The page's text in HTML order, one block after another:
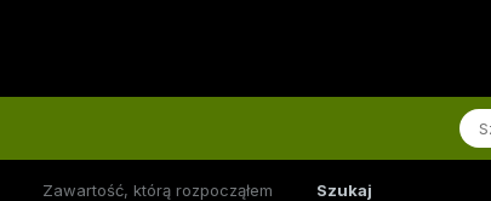
Zawartość, którą rozpocząłem Szukaj